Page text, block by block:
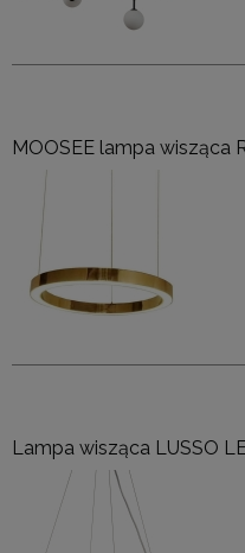
MOOSEE lampa wisząca
Lampa wisząca LUSSO